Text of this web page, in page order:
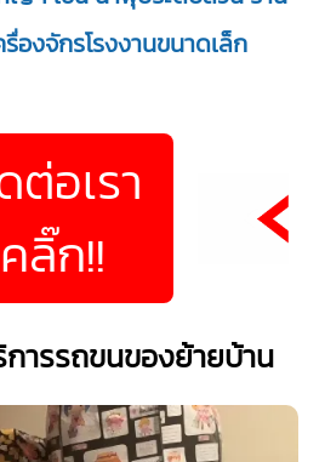
องจักรโรงงานขนาดเล็ก
ต่อเรา
คลิ๊ก!!
การรถขนของย้ายบ้าน